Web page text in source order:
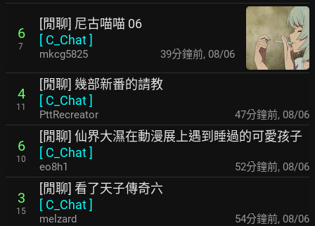
6
7
[閒聊] 尼古喵喵 06
[ C_Chat]
mkcg5825 39分鐘前, 08/06
4
11
[閒聊] 幾部新番的請教
[ C_Chat]
PttRecreator 47分鐘前, 08/06
6
10
[閒聊] 仙界大濕在動漫展上遇到睡過的可愛孩子
[ C_Chat]
eo8h1 52分鐘前, 08/06
3
15
[閒聊] 看了天子傳奇六
[ C_Chat]
melzard 54分鐘前, 08/06